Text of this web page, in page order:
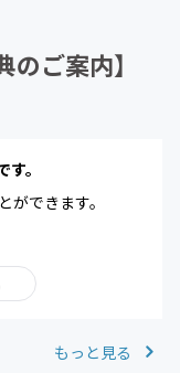
のご案内】
。
できます。
もっと見る